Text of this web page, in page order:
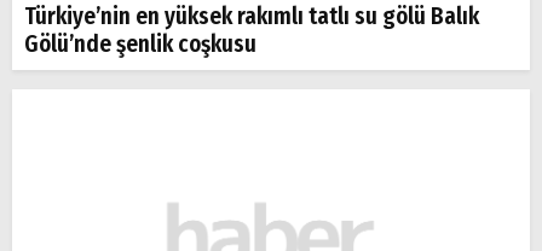
Türkiye’nin en yüksek rakımlı tatlı su gölü Balık
Gölü’nde şenlik coşkusu